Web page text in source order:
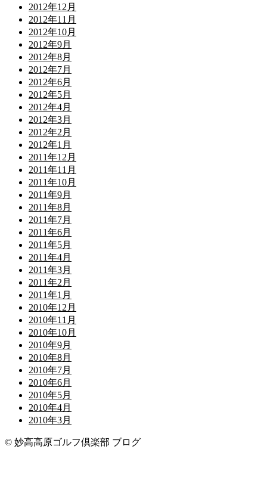
2012年12月
2012年11月
2012年10月
2012年9月
2012年8月
2012年7月
2012年6月
2012年5月
2012年4月
2012年3月
2012年2月
2012年1月
2011年12月
2011年11月
2011年10月
2011年9月
2011年8月
2011年7月
2011年6月
2011年5月
2011年4月
2011年3月
2011年2月
2011年1月
2010年12月
2010年11月
2010年10月
2010年9月
2010年8月
2010年7月
2010年6月
2010年5月
2010年4月
2010年3月
© 妙高高原ゴルフ倶楽部 ブログ